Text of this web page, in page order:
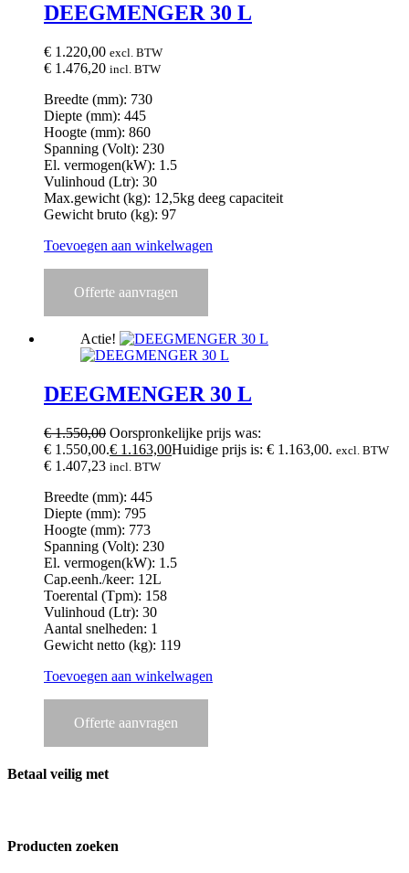
DEEGMENGER 30 L
€ 1.220,00 excl. BTW
€ 1.476,20 incl. BTW
Breedte (mm): 730
Diepte (mm): 445
Hoogte (mm): 860
Spanning (Volt): 230
El. vermogen(kW): 1.5
Vulinhoud (Ltr): 30
Max.gewicht (kg): 12,5kg deeg capaciteit
Gewicht bruto (kg): 97
Toevoegen aan winkelwagen
Offerte aanvragen
Actie!
DEEGMENGER 30 L
€1.550,00 Oorspronkelijke prijs was:
€ 1.550,00.€ 1.163,00Huidige prijs is: € 1.163,00. excl. BTW
€ 1.407,23 incl. BTW
Breedte (mm): 445
Diepte (mm): 795
Hoogte (mm): 773
Spanning (Volt): 230
El. vermogen(kW): 1.5
Cap.eenh./keer: 12L
Toerental (Tpm): 158
Vulinhoud (Ltr): 30
Aantal snelheden: 1
Gewicht netto (kg): 119
Toevoegen aan winkelwagen
Offerte aanvragen
Betaal veilig met
Producten zoeken